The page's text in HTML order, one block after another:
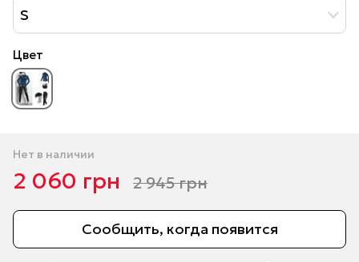
S
Цвет
Нет в наличии
2 060 грн 2 945 грн
Сообщить, когда появится